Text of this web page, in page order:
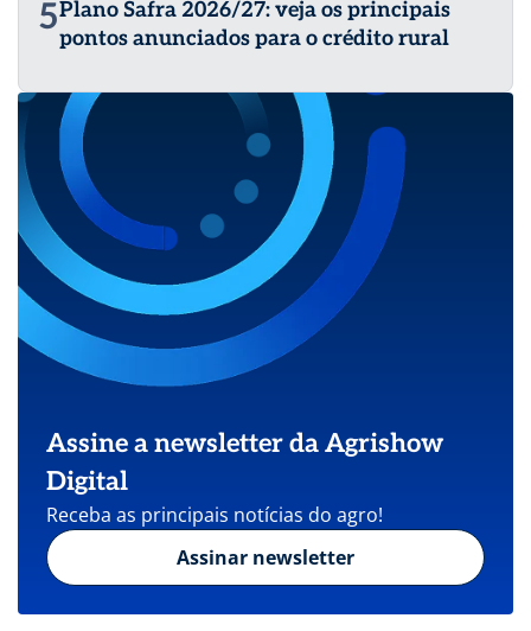
5Plano Safra 2026/27: veja os principais
pontos anunciados para o crédito rural
Assine a newsletter da Agrishow
Digital
Receba as principais notícias do agro!
Assinar newsletter